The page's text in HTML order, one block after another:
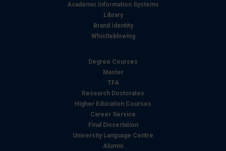
Academic Information Systems
Library
Brand Identity
Whistleblowing
Degree Courses
Master
TFA
Research Doctorates
Higher Education Courses
Career Service
Final Dissertation
University Language Centre
Alumni